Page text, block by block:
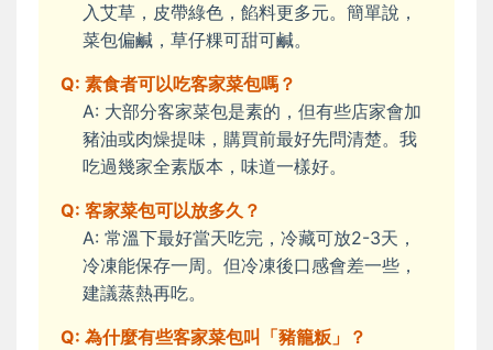
入艾草，皮帶綠色，餡料更多元。簡單說，
菜包偏鹹，草仔粿可甜可鹹。
Q: 素食者可以吃客家菜包嗎？
A: 大部分客家菜包是素的，但有些店家會加
豬油或肉燥提味，購買前最好先問清楚。我
吃過幾家全素版本，味道一樣好。
Q: 客家菜包可以放多久？
A: 常溫下最好當天吃完，冷藏可放2-3天，
冷凍能保存一周。但冷凍後口感會差一些，
建議蒸熱再吃。
Q: 為什麼有些客家菜包叫「豬籠粄」？